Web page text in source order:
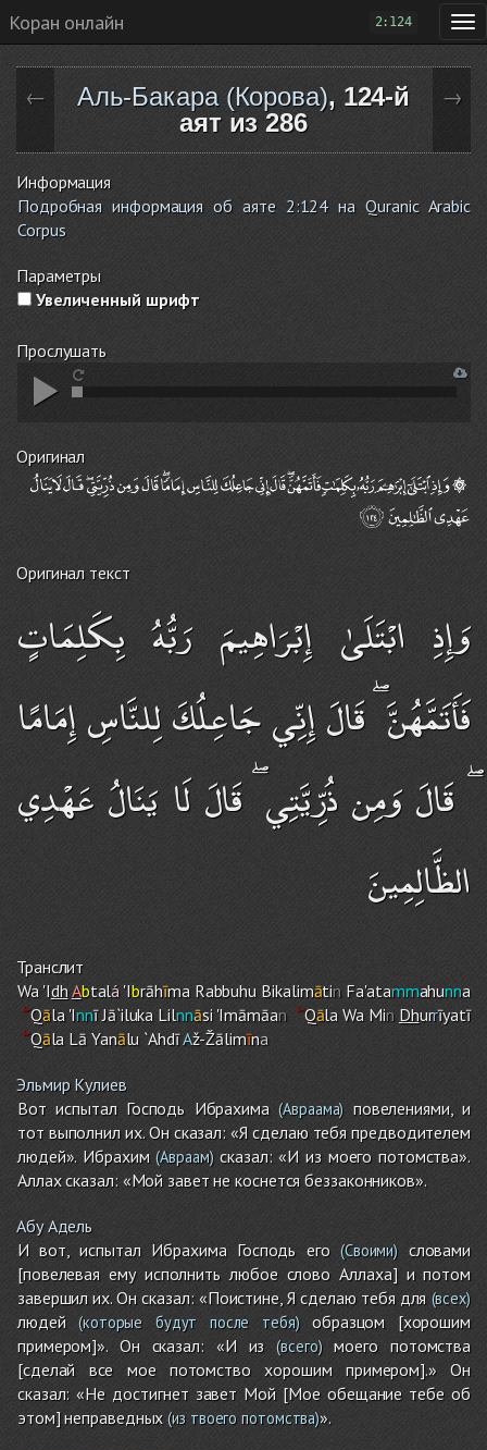
Коран онлайн 2:124
← Аль-Бакара (Корова), 124-й
аят из 286
→
Информация
Подробная информация об аяте 2:124 на Quranic Arabic
Corpus
Параметры
Увеличенный шрифт
Прослушать
Оригинал
Оригинал текст
وَإِذِ ابْتَلَىٰ إِبْرَاهِيمَ رَبُّهُ بِكَلِمَاتٍ
فَأَتَمَّهُنَّ ۖ قَالَ إِنِّي جَاعِلُكَ لِلنَّاسِ إِمَامًا
ۖ قَالَ وَمِن ذُرِّيَّتِي ۖ قَالَ لَا يَنَالُ عَهْدِي
الظَّالِمِينَ
Транслит
Wa 'IdhAbtalá 'Ibrāhīma Rabbuhu Bikalimātin Fa'atammahunna
Qāla 'Innī Jā`iluka Lilnnāsi 'Imāmāan Qāla Wa Min Dhurrīyatī
Qāla Lā Yanālu `AhdīAž-Žālimīna
Эльмир Кулиев
Вот испытал Господь Ибрахима(Авраама) повелениями, и
тот выполнил их. Он сказал: «Я сделаю тебя предводителем
людей». Ибрахим(Авраам)сказал: «И из моего потомства».
Аллах сказал: «Мой завет не коснется беззаконников».
Абу Адель
И вот, испытал Ибрахима Господь его(Своими) словами
[повелевая ему исполнить любое слово Аллаха] и потом
завершил их. Он сказал: «Поистине, Я сделаю тебя для (всех)
людей(которые будут после тебя)образцом [хорошим
примером]». Он сказал: «И из (всего)моего потомства
[сделай все мое потомство хорошим примером].» Он
сказал: «Не достигнет завет Мой [Мое обещание тебе об
этом] неправедных (из твоего потомства)».